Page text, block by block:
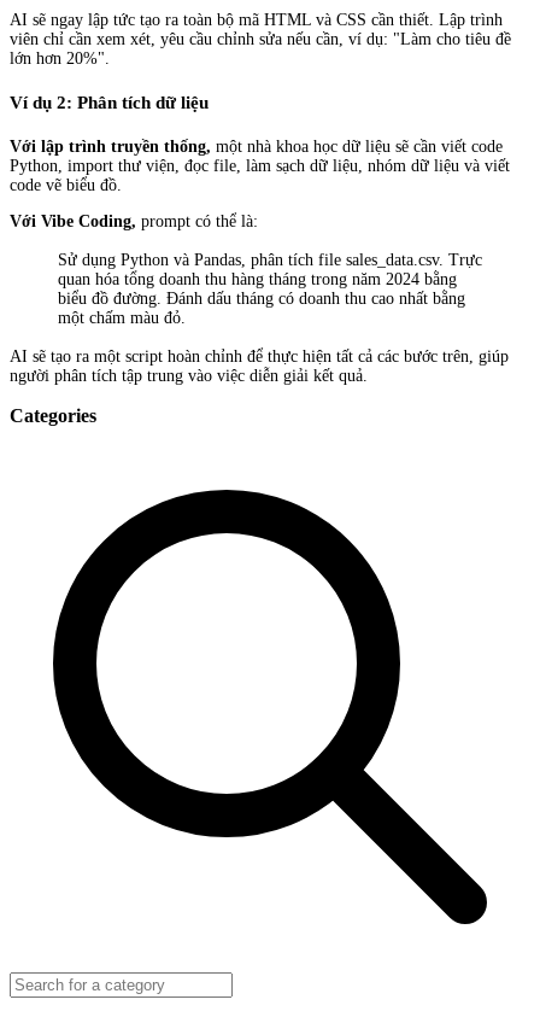
AI sẽ ngay lập tức tạo ra toàn bộ mã HTML và CSS cần thiết. Lập trình
viên chỉ cần xem xét, yêu cầu chỉnh sửa nếu cần, ví dụ: "Làm cho tiêu đề
lớn hơn 20%".
Ví dụ 2: Phân tích dữ liệu
Với lập trình truyền thống, một nhà khoa học dữ liệu sẽ cần viết code
Python, import thư viện, đọc file, làm sạch dữ liệu, nhóm dữ liệu và viết
code vẽ biểu đồ.
Với Vibe Coding, prompt có thể là:
Sử dụng Python và Pandas, phân tích file sales_data.csv. Trực
quan hóa tổng doanh thu hàng tháng trong năm 2024 bằng
biểu đồ đường. Đánh dấu tháng có doanh thu cao nhất bằng
một chấm màu đỏ.
AI sẽ tạo ra một script hoàn chỉnh để thực hiện tất cả các bước trên, giúp
người phân tích tập trung vào việc diễn giải kết quả.
Categories